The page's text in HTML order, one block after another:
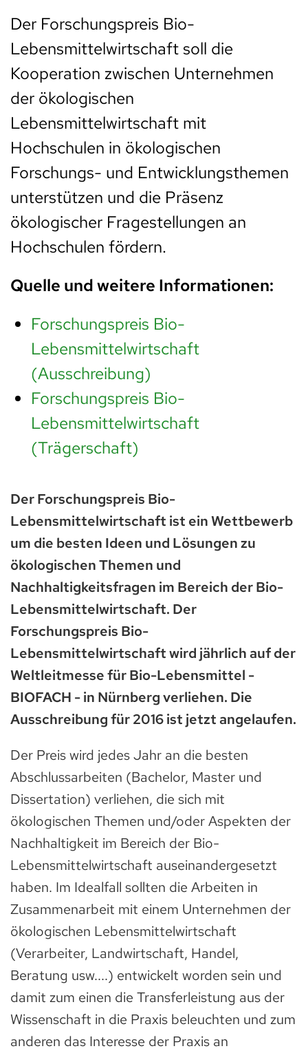
Der Forschungspreis Bio-
Lebensmittelwirtschaft soll die
Kooperation zwischen Unternehmen
der ökologischen
Lebensmittelwirtschaft mit
Hochschulen in ökologischen
Forschungs- und Entwicklungsthemen
unterstützen und die Präsenz
ökologischer Fragestellungen an
Hochschulen fördern.
Quelle und weitere Informationen:
Forschungspreis Bio-
Lebensmittelwirtschaft
(Ausschreibung)
Forschungspreis Bio-
Lebensmittelwirtschaft
(Trägerschaft)
Der Forschungspreis Bio-
Lebensmittelwirtschaft ist ein Wettbewerb
um die besten Ideen und Lösungen zu
ökologischen Themen und
Nachhaltigkeitsfragen im Bereich der Bio-
Lebensmittelwirtschaft. Der
Forschungspreis Bio-
Lebensmittelwirtschaft wird jährlich auf der
Weltleitmesse für Bio-Lebensmittel -
BIOFACH - in Nürnberg verliehen. Die
Ausschreibung für 2016 ist jetzt angelaufen.
Der Preis wird jedes Jahr an die besten
Abschlussarbeiten (Bachelor, Master und
Dissertation) verliehen, die sich mit
ökologischen Themen und/oder Aspekten der
Nachhaltigkeit im Bereich der Bio-
Lebensmittelwirtschaft auseinandergesetzt
haben. Im Idealfall sollten die Arbeiten in
Zusammenarbeit mit einem Unternehmen der
ökologischen Lebensmittelwirtschaft
(Verarbeiter, Landwirtschaft, Handel,
Beratung usw....) entwickelt worden sein und
damit zum einen die Transferleistung aus der
Wissenschaft in die Praxis beleuchten und zum
anderen das Interesse der Praxis an